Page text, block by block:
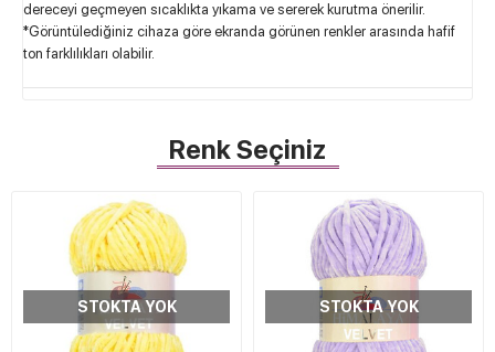
dereceyi geçmeyen sıcaklıkta yıkama ve sererek kurutma önerilir.
*Görüntülediğiniz cihaza göre ekranda görünen renkler arasında hafif
ton farklılıkları olabilir.
Renk Seçiniz
STOKTA YOK STOKTA YOK